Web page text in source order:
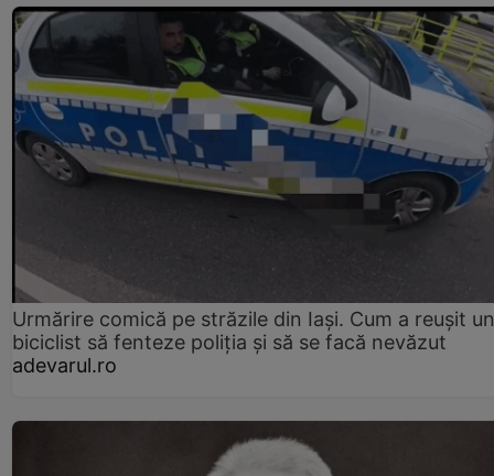
Urmărire comică pe străzile din Iași. Cum a reușit un
biciclist să fenteze poliția și să se facă nevăzut
adevarul.ro